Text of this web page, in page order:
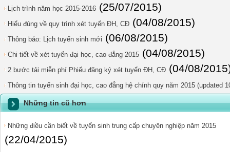
Lịch trình năm học 2015-2016 (25/07/2015)
Hiểu đúng về quy trình xét tuyển ĐH, CĐ (04/08/2015)
Thông báo: Lịch tuyển sinh mới (06/08/2015)
Chi tiết về xét tuyển đại học, cao đẳng 2015 (04/08/2015)
2 bước tải miễn phí Phiếu đăng ký xét tuyển ĐH, CĐ (04/08/
Thông tin tuyển sinh đại học, cao đẳng hệ chính quy năm 2015 (updated
Những tin cũ hơn
Những điều cần biết về tuyển sinh trung cấp chuyên nghiệp năm 2015
(22/04/2015)